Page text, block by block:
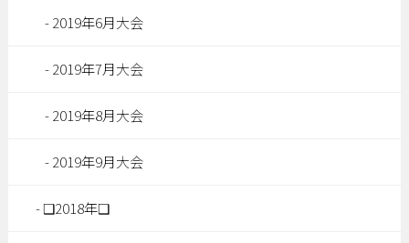
2019年6月大会
2019年7月大会
2019年8月大会
2019年9月大会
❑2018年❑